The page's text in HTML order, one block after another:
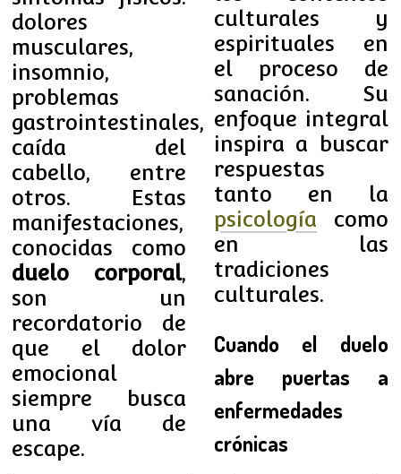
dolores
musculares,
insomnio,
problemas
gastrointestinales,
caída del
cabello, entre
otros. Estas
manifestaciones,
conocidas como
duelo corporal,
son un
recordatorio de
que el dolor
emocional
siempre busca
una vía de
escape.
culturales y
espirituales en
el proceso de
sanación. Su
enfoque integral
inspira a buscar
respuestas
tanto en la
psicología como
en las
tradiciones
culturales.
Cuando el duelo
abre puertas a
enfermedades
crónicas